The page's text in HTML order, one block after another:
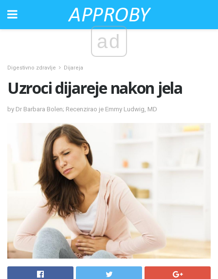
ad
Digestivno zdravlje Dijareja
Uzroci dijareje nakon jela
by Dr Barbara Bolen; Recenzirao je Emmy Ludwig, MD